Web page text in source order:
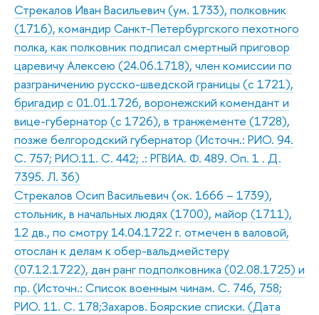
Стрекалов Иван Васильевич (ум. 1733), полковник
(1716), командир Санкт-Петербургского пехотного
полка, как полковник подписал смертный приговор
царевичу Алексею (24.06.1718), член комиссии по
разграничению русско-шведской границы (с 1721),
бригадир с 01.01.1726, воронежский комендант и
вице-губернатор (с 1726), в транжементе (1728),
позже белгородский губернатор (Источн.: РИО. 94.
С. 757; РИО.11. С. 442; .: РГВИА. Ф. 489. Оп. 1 . Д.
7395. Л. 36)
Стрекалов Осип Васильевич (ок. 1666 – 1739),
стольник, в начальных людях (1700), майор (1711),
12 дв., по смотру 14.04.1722 г. отмечен в валовой,
отослан к делам к обер-вальдмейстеру
(07.12.1722), дан ранг подполковника (02.08.1725) и
пр. (Источн.: Список военным чинам. С. 746, 758;
РИО. 11. С. 178;Захаров. Боярские списки. (Дата